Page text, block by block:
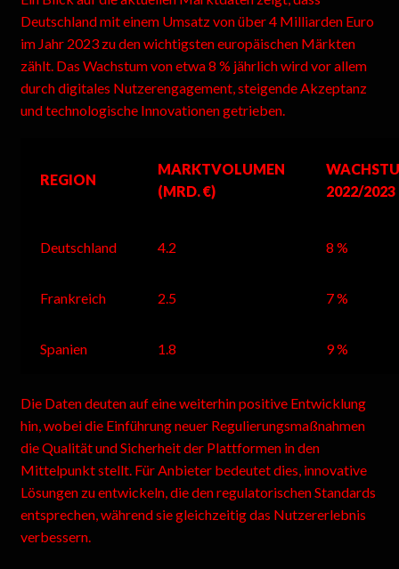
Deutschland mit einem Umsatz von über 4 Milliarden Euro
im Jahr 2023 zu den wichtigsten europäischen Märkten
zählt. Das Wachstum von etwa 8 % jährlich wird vor allem
durch digitales Nutzerengagement, steigende Akzeptanz
und technologische Innovationen getrieben.
REGION
MARKTVOLUMEN
(MRD. €)
2022/2023
Deutschland 4.2 8 %
Frankreich 2.5 7 %
Spanien 1.8 9 %
Die Daten deuten auf eine weiterhin positive Entwicklung
hin, wobei die Einführung neuer Regulierungsmaßnahmen
die Qualität und Sicherheit der Plattformen in den
Mittelpunkt stellt. Für Anbieter bedeutet dies, innovative
Lösungen zu entwickeln, die den regulatorischen Standards
entsprechen, während sie gleichzeitig das Nutzererlebnis
verbessern.